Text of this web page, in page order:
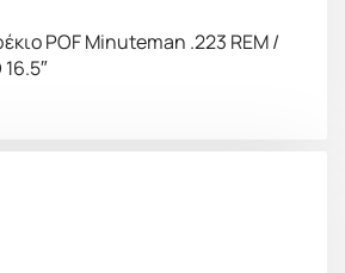
POF Minuteman .223 REM /